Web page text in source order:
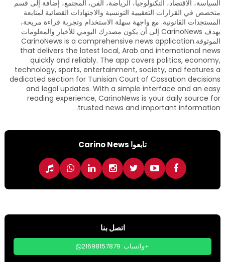
السياسة، الاقتصاد، التكنولوجيا، الرياضة، الفن، المجتمع، إضافة إلى قسم
متخصص في القرارات التعقيبية التونسية والاجتهادات القضائية لمتابعة
المستجدات القانونية. مع واجهة سهلة الاستخدام وتجربة قراءة مريحة،
يهدف CarinoNews إلى أن يكون مصدرك اليومي للأخبار والمعلومات
الموثوقة.CarinoNews is a comprehensive news application
that delivers the latest local, Arab and international news
quickly and reliably. The app covers politics, economy,
technology, sports, entertainment, society, and features a
dedicated section for Tunisian Court of Cassation decisions
and legal updates. With a simple interface and an easy
reading experience, CarinoNews is your daily source for
trusted news and important information.
تابعوا Carino News
اتصل بنا
واتساب: 21698157879+